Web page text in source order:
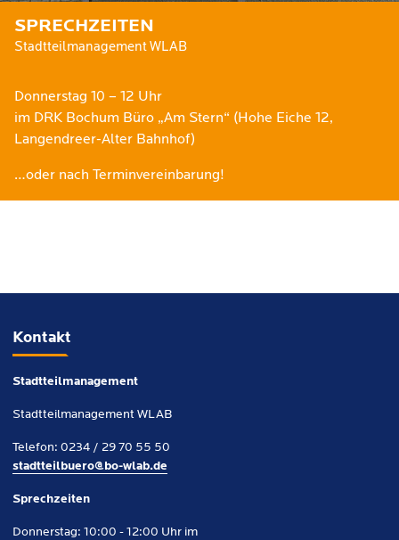
SPRECHZEITEN
Stadtteilmanagement WLAB
Donnerstag 10 – 12 Uhr
im DRK Bochum Büro „Am Stern“ (Hohe Eiche 12,
Langendreer-Alter Bahnhof)
…oder nach Terminvereinbarung!
Kontakt
Stadtteilmanagement
Stadtteilmanagement WLAB
Telefon: 0234 / 29 70 55 50
stadtteilbuero@bo-wlab.de
Sprechzeiten
Donnerstag: 10:00 - 12:00 Uhr im